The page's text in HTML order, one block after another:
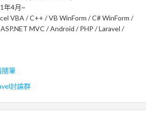
年4月~
VBA / C++ / VB WinForm / C# WinForm /
MVC / Android / PHP / Laravel /
隨筆
討論群